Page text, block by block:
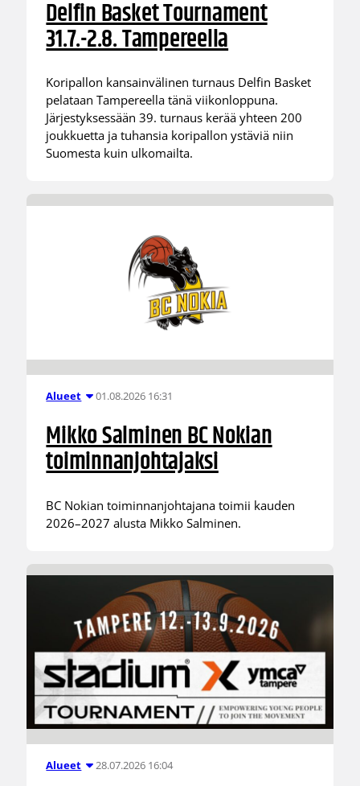
Delfin Basket Tournament
31.7.-2.8. Tampereella
Koripallon kansainvälinen turnaus Delfin Basket
pelataan Tampereella tänä viikonloppuna.
Järjestyksessään 39. turnaus kerää yhteen 200
joukkuetta ja tuhansia koripallon ystäviä niin
Suomesta kuin ulkomailta.
Alueet 01.08.2026 16:31
Mikko Salminen BC Nokian
toiminnanjohtajaksi
BC Nokian toiminnanjohtajana toimii kauden
2026–2027 alusta Mikko Salminen.
Alueet 28.07.2026 16:04